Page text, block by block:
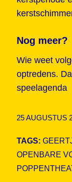
Nog meer?
Wie weet
optredens.
speelagenda
25 AUGUSTUS
TAGS:
OPENBARE